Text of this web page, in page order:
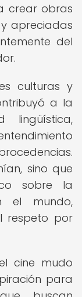
crear obras
apreciadas
del
culturas y
a la
lingüística,
sino que
sobre la
el mundo,
respeto por
cine mudo
para